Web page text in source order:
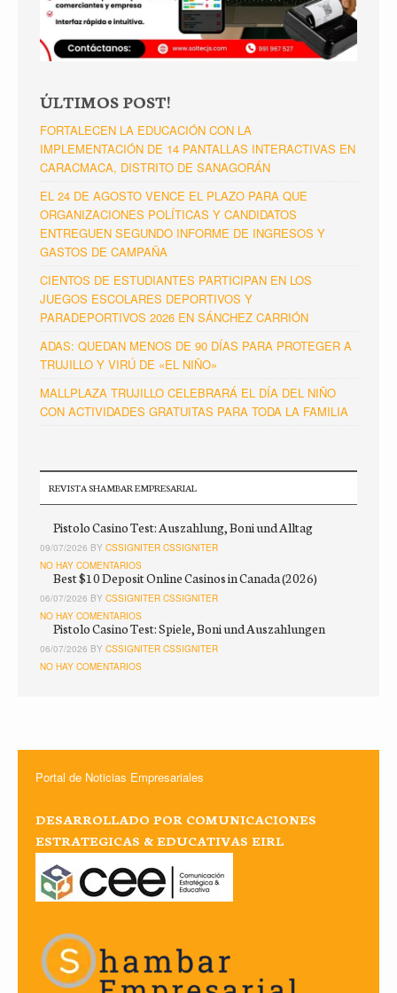
ÚLTIMOS POST!
FORTALECEN LA EDUCACIÓN CON LA
IMPLEMENTACIÓN DE 14 PANTALLAS INTERACTIVAS EN
CARACMACA, DISTRITO DE SANAGORÁN
EL 24 DE AGOSTO VENCE EL PLAZO PARA QUE
ORGANIZACIONES POLÍTICAS Y CANDIDATOS
ENTREGUEN SEGUNDO INFORME DE INGRESOS Y
GASTOS DE CAMPAÑA
CIENTOS DE ESTUDIANTES PARTICIPAN EN LOS
JUEGOS ESCOLARES DEPORTIVOS Y
PARADEPORTIVOS 2026 EN SÁNCHEZ CARRIÓN
ADAS: QUEDAN MENOS DE 90 DÍAS PARA PROTEGER A
TRUJILLO Y VIRÚ DE «EL NIÑO»
MALLPLAZA TRUJILLO CELEBRARÁ EL DÍA DEL NIÑO
CON ACTIVIDADES GRATUITAS PARA TODA LA FAMILIA
REVISTA SHAMBAR EMPRESARIAL
Pistolo Casino Test: Auszahlung, Boni und Alltag
09/07/2026 BY CSSIGNITER CSSIGNITER
NO HAY COMENTARIOS
Best $10 Deposit Online Casinos in Canada (2026)
06/07/2026 BY CSSIGNITER CSSIGNITER
NO HAY COMENTARIOS
Pistolo Casino Test: Spiele, Boni und Auszahlungen
06/07/2026 BY CSSIGNITER CSSIGNITER
NO HAY COMENTARIOS
Portal de Noticias Empresariales
DESARROLLADO POR COMUNICACIONES
ESTRATEGICAS & EDUCATIVAS EIRL